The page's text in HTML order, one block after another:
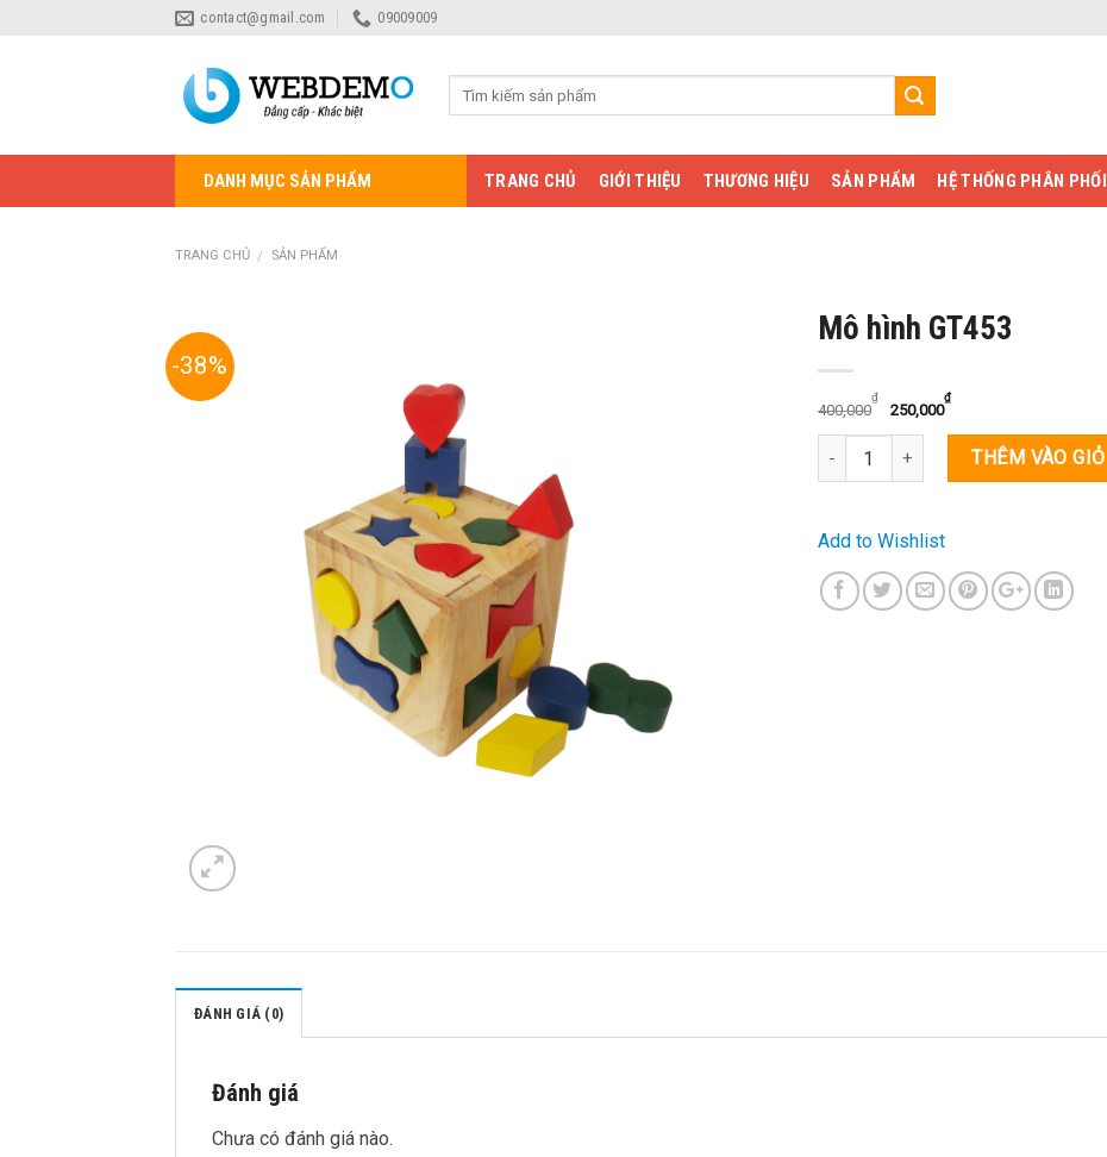
contact@gmail.com 09009009
DANH MỤC SẢN PHẨM TRANG CHỦ GIỚI THIỆU THƯƠNG HIỆU SẢN PHẨM HỆ THỐNG PHÂN PHỐI
TRANG CHỦ / SẢN PHẨM
-38%
Mô hình GT453
400,000
₫
250,000
₫
Số lượng THÊM VÀO GIỎ
Add to Wishlist
ĐÁNH GIÁ (0)
Đánh giá
Chưa có đánh giá nào.